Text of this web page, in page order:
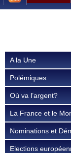
A la Une
Polémiques
Où va l’argent?
La France et le
Nominations et
Elections